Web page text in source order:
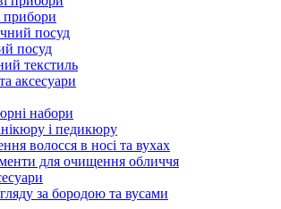
прибори
посуд
посуд
текстиль
аксесуари
набори
і педикюру
волосся в носі та вухах
для очищення обличчя
за бородою та вусами